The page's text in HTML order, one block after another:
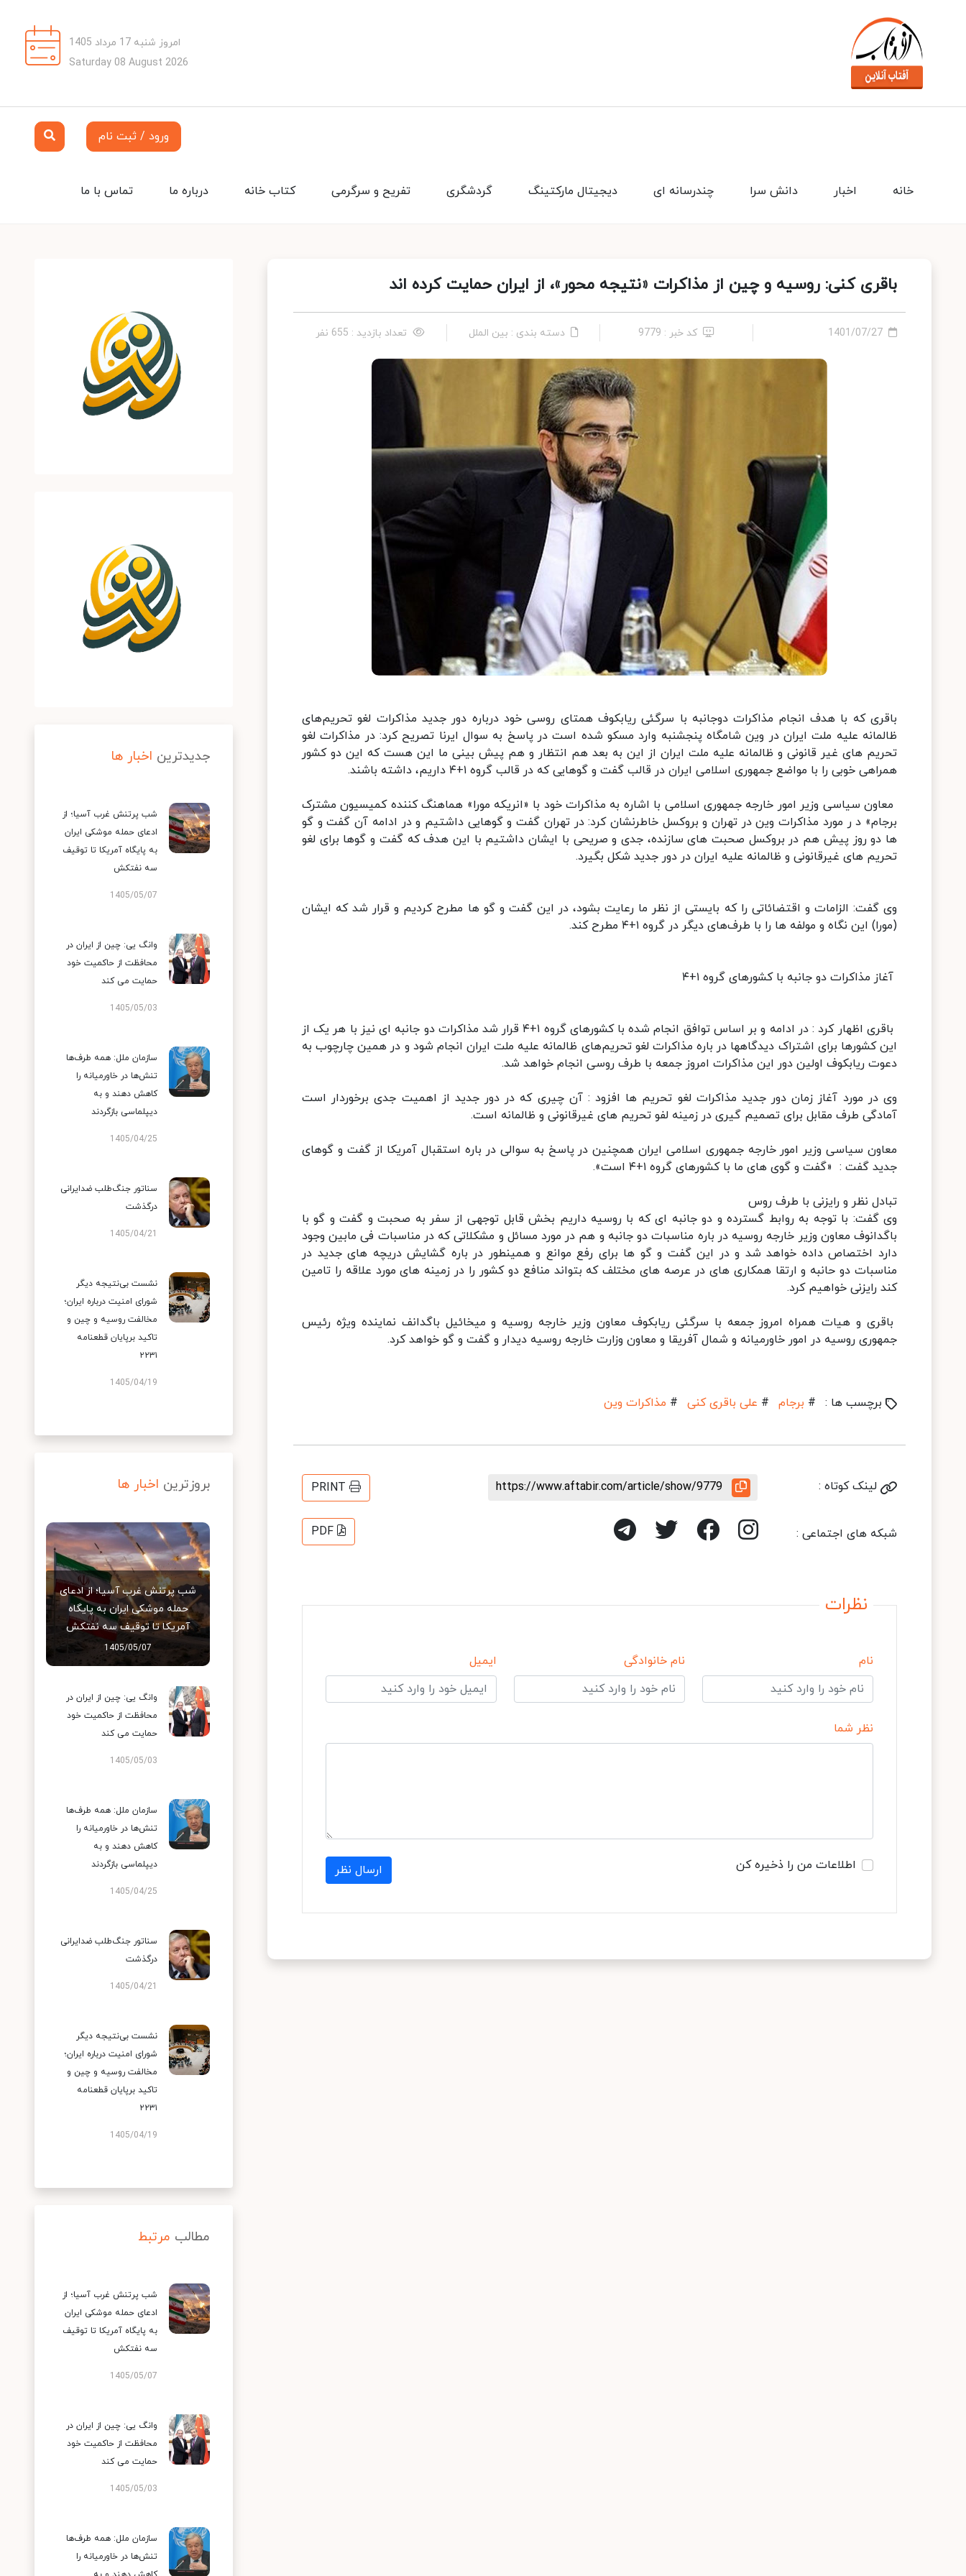
امروز شنبه 17 مرداد 1405
Saturday 08 August 2026
ورود / ثبت نام
تماس با ما درباره ما کتاب خانه تفریح و سرگرمی گردشگری دیجیتال مارکتینگ چندرسانه ای دانش سرا اخبار خانه
باقری کنی: روسیه و چین از مذاکرات «نتیجه محور»، از ایران حمایت کرده اند
1401/07/27 کد خبر : 9779 دسته بندی : بین الملل تعداد بازدید : 655 نفر
باقری که با هدف انجام مذاکرات دوجانبه با سرگئی ریابکوف همتای روسی خود درباره دور جدید مذاکرات لغو تحریم‌های
ظالمانه علیه ملت ایران در وین شامگاه پنجشنبه وارد مسکو شده است در پاسخ به سوال ایرنا تصریح کرد: در مذاکرات لغو
تحریم های غیر قانونی و ظالمانه علیه ملت ایران از این به بعد هم انتظار و هم پیش بینی ما این هست که این دو کشور
همراهی خوبی را با مواضع جمهوری اسلامی ایران در قالب گفت و گوهایی که در قالب گروه ۱+۴ داریم، داشته باشند.
معاون سیاسی وزیر امور خارجه جمهوری اسلامی با اشاره به مذاکرات خود با «انریکه مورا» هماهنگ کننده کمیسیون مشترک
برجام» د ر مورد مذاکرات وین در تهران و بروکسل خاطرنشان کرد: در تهران گفت و گوهایی داشتیم و در ادامه آن گفت و گو
ها دو روز پیش هم در بروکسل صحبت های سازنده، جدی و صریحی با ایشان داشتیم با این هدف که گفت و گوها برای لغو
تحریم های غیرقانونی و ظالمانه علیه ایران در دور جدید شکل بگیرد.
وی گفت: الزامات و اقتضائاتی را که بایستی از نظر ما رعایت بشود، در این گفت و گو ها مطرح کردیم و قرار شد که ایشان
(مورا) این نگاه و مولفه ها را با طرف‌های دیگر در گروه ۱+۴ مطرح کند.
آغاز مذاکرات دو جانبه با کشورهای گروه ۱+۴
باقری اظهار کرد : در ادامه و بر اساس توافق انجام شده با کشورهای گروه ۱+۴ قرار شد مذاکرات دو جانبه ای نیز با هر یک از
این کشورها برای اشتراک دیدگاهها در باره مذاکرات لغو تحریم‌های ظالمانه علیه ملت ایران انجام شود و در همین چارچوب به
دعوت ریابکوف اولین دور این مذاکرات امروز جمعه با طرف روسی انجام خواهد شد.
وی در مورد آغاز زمان دور جدید مذاکرات لغو تحریم ها افزود : آن چیری که در دور جدید از اهمیت جدی برخوردار است
آمادگی طرف مقابل برای تصمیم گیری در زمینه لفو تحریم های غیرقانونی و ظالمانه است.
معاون سیاسی وزیر امور خارجه جمهوری اسلامی ایران همچنین در پاسخ به سوالی در باره استقبال آمریکا از گفت و گوهای
جدید گفت : «گفت و گوی های ما با کشورهای گروه ۱+۴ است».
تبادل نظر و رایزنی با طرف روس
وی گفت: با توجه به روابط گسترده و دو جانبه ای که با روسیه داریم بخش قابل توجهی از سفر به صحبت و گفت و گو با
باگدانوف معاون وزیر خارجه روسیه در باره مناسبات دو جانبه و هم در مورد مسائل و مشکلاتی که در مناسبات فی مابین وجود
دارد اختصاص داده خواهد شد و در این گفت و گو ها برای رفع موانع و همینطور در باره گشایش دریچه های جدید در
مناسبات دو حانبه و ارتقا همکاری های در عرصه های مختلف که بتواند منافع دو کشور را در زمینه های مورد علاقه را تامین
کند رایزنی خواهیم کرد.
باقری و هیات همراه امروز جمعه با سرگئی ریابکوف معاون وزیر خارجه روسیه و میخائیل باگدانف نماینده ویژه رئیس
جمهوری روسیه در امور خاورمیانه و شمال آفریقا و معاون وزارت خارجه روسیه دیدار و گفت و گو خواهد کرد.
برچسب ها : # برجام # علی باقری کنی # مذاکرات وین
لینک کوتاه : https://www.aftabir.com/article/show/9779
PRINT
شبکه های اجتماعی : PDF
نظرات
نام نام خانوادگی ایمیل
نظر شما
اطلاعات من را ذخیره کن ارسال نظر
جدیدترین اخبار ها
شب پرتنش غرب آسیا؛ از
ادعای حمله موشکی ایران
به پایگاه آمریکا تا توقیف
سه نفتکش
1405/05/07
وانگ یی: چین از ایران در
محافظت از حاکمیت خود
حمایت می کند
1405/05/03
سازمان ملل: همه طرف‌ها
تنش‌ها در خاورمیانه را
کاهش دهند و به
دیپلماسی بازگردند
1405/04/25
سناتور جنگ‌طلب ضدایرانی
درگذشت
1405/04/21
نشست بی‌نتیجه دیگر
شورای امنیت درباره ایران؛
مخالفت روسیه و چین و
تاکید برپایان قطعنامه
۲۲۳۱
1405/04/19
بروزترین اخبار ها
شب پرتنش غرب آسیا؛ از ادعای
حمله موشکی ایران به پایگاه
آمریکا تا توقیف سه نفتکش
1405/05/07
وانگ یی: چین از ایران در
محافظت از حاکمیت خود
حمایت می کند
1405/05/03
سازمان ملل: همه طرف‌ها
تنش‌ها در خاورمیانه را
کاهش دهند و به
دیپلماسی بازگردند
1405/04/25
سناتور جنگ‌طلب ضدایرانی
درگذشت
1405/04/21
نشست بی‌نتیجه دیگر
شورای امنیت درباره ایران؛
مخالفت روسیه و چین و
تاکید برپایان قطعنامه
۲۲۳۱
1405/04/19
مطالب مرتبط
شب پرتنش غرب آسیا؛ از
ادعای حمله موشکی ایران
به پایگاه آمریکا تا توقیف
سه نفتکش
1405/05/07
وانگ یی: چین از ایران در
محافظت از حاکمیت خود
حمایت می کند
1405/05/03
سازمان ملل: همه طرف‌ها
تنش‌ها در خاورمیانه را